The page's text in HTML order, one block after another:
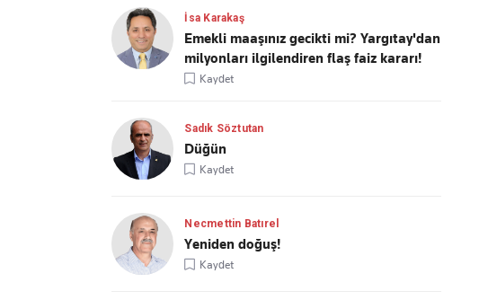
İsa Karakaş
Emekli maaşınız gecikti mi? Yargıtay'dan
milyonları ilgilendiren flaş faiz kararı!
Kaydet
Sadık Söztutan
Düğün
Kaydet
Necmettin Batırel
Yeniden doğuş!
Kaydet